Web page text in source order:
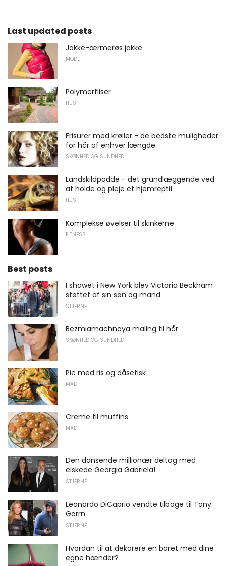
Last updated posts
Jakke-ærmerøs jakke
MODE
Polymerfliser
HUS
Frisurer med krøller - de bedste muligheder
for hår af enhver længde
SKØNHED OG SUNDHED
Landskildpadde - det grundlæggende ved
at holde og pleje et hjemreptil
HUS
Komplekse øvelser til skinkerne
FITNESS
Best posts
I showet i New York blev Victoria Beckham
støttet af sin søn og mand
STJERNE
Bezmiamachnaya maling til hår
SKØNHED OG SUNDHED
Pie med ris og dåsefisk
MAD
Creme til muffins
MAD
Den dansende millionær deltog med
elskede Georgia Gabriela!
STJERNE
Leonardo DiCaprio vendte tilbage til Tony
Garrn
STJERNE
Hvordan til at dekorere en baret med dine
egne hænder?